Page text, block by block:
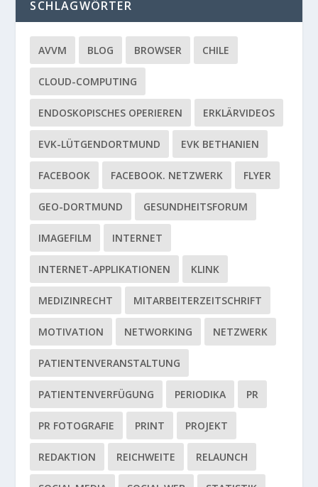
SCHLAGWÖRTER
AVVM BLOG BROWSER CHILE
CLOUD-COMPUTING
ENDOSKOPISCHES OPERIEREN ERKLÄRVIDEOS
EVK-LÜTGENDORTMUND EVK BETHANIEN
FACEBOOK FACEBOOK. NETZWERK FLYER
GEO-DORTMUND GESUNDHEITSFORUM
IMAGEFILM INTERNET
INTERNET-APPLIKATIONEN KLINK
MEDIZINRECHT MITARBEITERZEITSCHRIFT
MOTIVATION NETWORKING NETZWERK
PATIENTENVERANSTALTUNG
PATIENTENVERFÜGUNG PERIODIKA PR
PR FOTOGRAFIE PRINT PROJEKT
REDAKTION REICHWEITE RELAUNCH